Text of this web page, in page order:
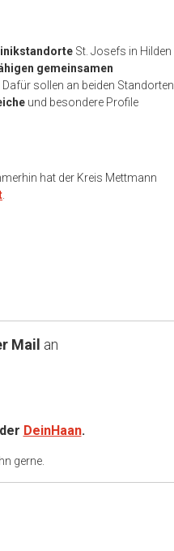
St. Josefs in Hilden
gemeinsamen
sollen an beiden Standorten
und besondere Profile
hat der Kreis Mettmann
Mail an
DeinHaan.
gerne.